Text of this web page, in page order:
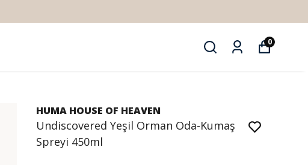
0
HUMA HOUSE OF HEAVEN
Undiscovered Yeşil Orman Oda-Kumaş
Spreyi 450ml